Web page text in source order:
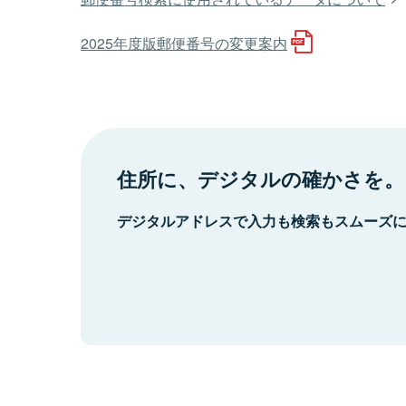
2025年度版郵便番号の変更案内
住所に、デジタルの確かさを。
デジタルアドレスで入力も検索もスムーズ